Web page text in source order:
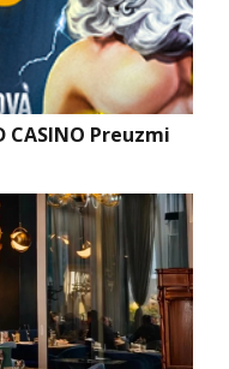
CASINO Preuzmi